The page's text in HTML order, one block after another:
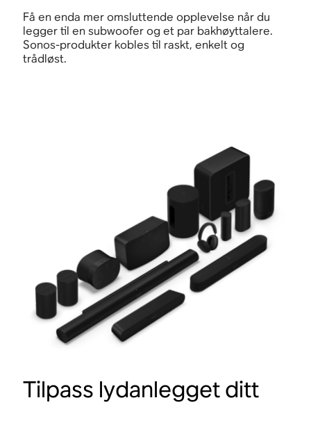
Få en enda mer omsluttende opplevelse når du
legger til en subwoofer og et par bakhøyttalere.
Sonos-produkter kobles til raskt, enkelt og
trådløst.
Tilpass lydanlegget ditt